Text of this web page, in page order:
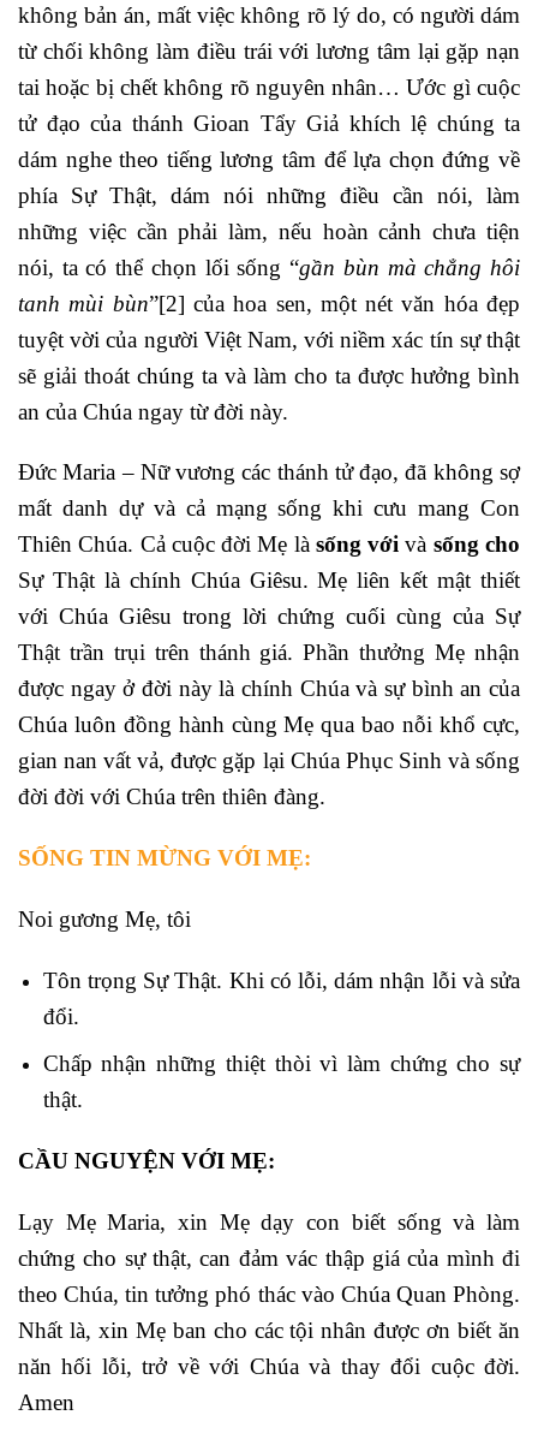
không bản án, mất việc không rõ lý do, có người dám
từ chối không làm điều trái với lương tâm lại gặp nạn
tai hoặc bị chết không rõ nguyên nhân… Ước gì cuộc
tử đạo của thánh Gioan Tẩy Giả khích lệ chúng ta
dám nghe theo tiếng lương tâm để lựa chọn đứng về
phía Sự Thật, dám nói những điều cần nói, làm
những việc cần phải làm, nếu hoàn cảnh chưa tiện
nói, ta có thể chọn lối sống “gần bùn mà chẳng hôi
tanh mùi bùn”[2] của hoa sen, một nét văn hóa đẹp
tuyệt vời của người Việt Nam, với niềm xác tín sự thật
sẽ giải thoát chúng ta và làm cho ta được hưởng bình
an của Chúa ngay từ đời này.
Đức Maria – Nữ vương các thánh tử đạo, đã không sợ
mất danh dự và cả mạng sống khi cưu mang Con
Thiên Chúa. Cả cuộc đời Mẹ là sống với và sống cho
Sự Thật là chính Chúa Giêsu. Mẹ liên kết mật thiết
với Chúa Giêsu trong lời chứng cuối cùng của Sự
Thật trần trụi trên thánh giá. Phần thưởng Mẹ nhận
được ngay ở đời này là chính Chúa và sự bình an của
Chúa luôn đồng hành cùng Mẹ qua bao nỗi khổ cực,
gian nan vất vả, được gặp lại Chúa Phục Sinh và sống
đời đời với Chúa trên thiên đàng.
SỐNG TIN MỪNG VỚI MẸ:
Noi gương Mẹ, tôi
Tôn trọng Sự Thật. Khi có lỗi, dám nhận lỗi và sửa
đổi.
Chấp nhận những thiệt thòi vì làm chứng cho sự
thật.
CẦU NGUYỆN VỚI MẸ:
Lạy Mẹ Maria, xin Mẹ dạy con biết sống và làm
chứng cho sự thật, can đảm vác thập giá của mình đi
theo Chúa, tin tưởng phó thác vào Chúa Quan Phòng.
Nhất là, xin Mẹ ban cho các tội nhân được ơn biết ăn
năn hối lỗi, trở về với Chúa và thay đổi cuộc đời.
Amen